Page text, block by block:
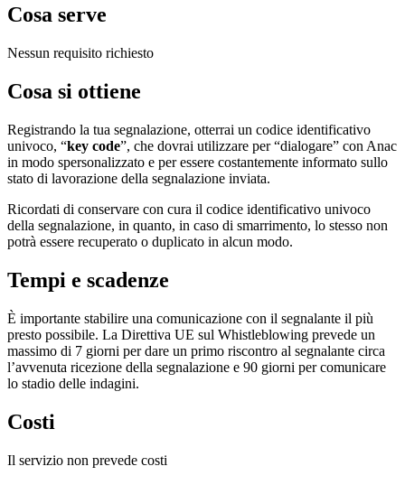
Cosa serve
Nessun requisito richiesto
Cosa si ottiene
Registrando la tua segnalazione, otterrai un codice identificativo
univoco, “key code”, che dovrai utilizzare per “dialogare” con Anac
in modo spersonalizzato e per essere costantemente informato sullo
stato di lavorazione della segnalazione inviata.
Ricordati di conservare con cura il codice identificativo univoco
della segnalazione, in quanto, in caso di smarrimento, lo stesso non
potrà essere recuperato o duplicato in alcun modo.
Tempi e scadenze
È importante stabilire una comunicazione con il segnalante il più
presto possibile. La Direttiva UE sul Whistleblowing prevede un
massimo di 7 giorni per dare un primo riscontro al segnalante circa
l’avvenuta ricezione della segnalazione e 90 giorni per comunicare
lo stadio delle indagini.
Costi
Il servizio non prevede costi